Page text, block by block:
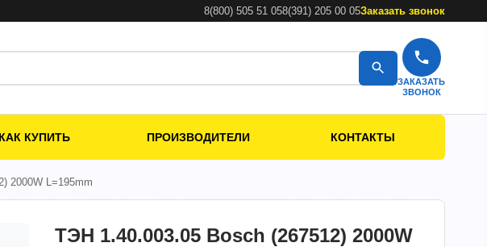
8(800) 505 51 058(391) 205 00 05Заказать звонок
ЗАКАЗАТЬ
ЗВОНОК
КАК КУПИТЬ ПРОИЗВОДИТЕЛИ КОНТАКТЫ
2000W L=195mm
ТЭН 1.40.003.05 Bosch (267512) 2000W